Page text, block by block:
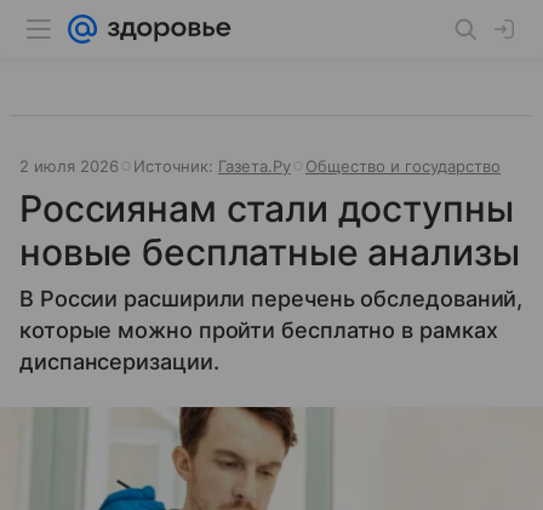
2 июля 2026 Источник: Газета.Ру Общество и государство
Россиянам стали доступны
новые бесплатные анализы
В России расширили перечень обследований,
которые можно пройти бесплатно в рамках
диспансеризации.